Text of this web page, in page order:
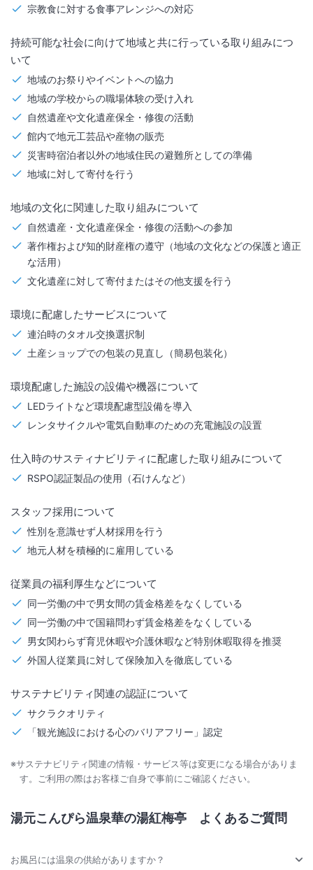
宗教食に対する食事アレンジへの対応
持続可能な社会に向けて地域と共に行っている取り組みにつ
いて
地域のお祭りやイベントへの協力
地域の学校からの職場体験の受け入れ
自然遺産や文化遺産保全・修復の活動
館内で地元工芸品や産物の販売
災害時宿泊者以外の地域住民の避難所としての準備
地域に対して寄付を行う
地域の文化に関連した取り組みについて
自然遺産・文化遺産保全・修復の活動への参加
著作権および知的財産権の遵守（地域の文化などの保護と適正
な活用）
文化遺産に対して寄付またはその他支援を行う
環境に配慮したサービスについて
連泊時のタオル交換選択制
土産ショップでの包装の見直し（簡易包装化）
環境配慮した施設の設備や機器について
LEDライトなど環境配慮型設備を導入
レンタサイクルや電気自動車のための充電施設の設置
仕入時のサスティナビリティに配慮した取り組みについて
RSPO認証製品の使用（石けんなど）
スタッフ採用について
性別を意識せず人材採用を行う
地元人材を積極的に雇用している
従業員の福利厚生などについて
同一労働の中で男女間の賃金格差をなくしている
同一労働の中で国籍問わず賃金格差をなくしている
男女関わらず育児休暇や介護休暇など特別休暇取得を推奨
外国人従業員に対して保険加入を徹底している
サステナビリティ関連の認証について
サクラクオリティ
「観光施設における心のバリアフリー」認定
※サステナビリティ関連の情報・サービス等は変更になる場合がありま
す。ご利用の際はお客様ご自身で事前にご確認ください。
湯元こんぴら温泉華の湯紅梅亭 よくあるご質問
お風呂には温泉の供給がありますか？